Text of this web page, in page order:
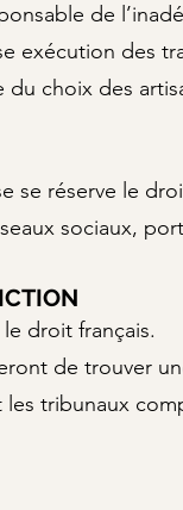
de
exécution des
choix des
se réserve le
sociaux,
droit français.
de trouver
tribunaux